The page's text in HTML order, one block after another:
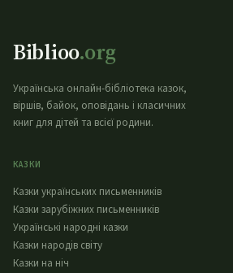
Biblioo.org
Українська онлайн-бібліотека казок,
віршів, байок, оповідань і класичних
книг для дітей та всієї родини.
КАЗКИ
Казки українських письменників
Казки зарубіжних письменників
Українські народні казки
Казки народів світу
Казки на ніч